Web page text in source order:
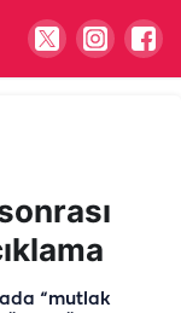
“mutlak